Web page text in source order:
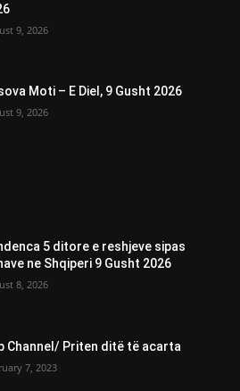
9, 2026
Moti – E Diel, 9 Gusht 2026
9, 2026
5 ditore e reshjeve sipas
ne Shqiperi 9 Gusht 2026
8, 2026
Channel/ Priten ditë të acarta
7, 2023